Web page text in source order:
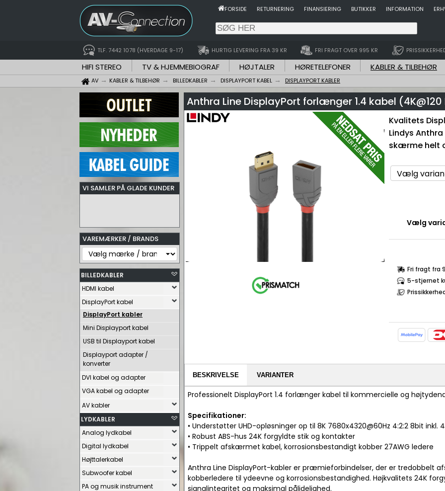
FORSIDE RETURNERING FINANSIERING BUTIKKER INFORMATION
TLF. 7442 1078 (HVERDAGE 9-17) HURTIG LEVERING FRA 39 KR FRI FRAGT OVER 995 KR
HIFI STEREO TV & HJEMMEBIOGRAF HØJTALER HØRETELEFONER KABLER & TILBEHØR
AV KABLER & TILBEHØR BILLEDKABLER DISPLAYPORT KABEL DISPLAYPORT KABLER
VI SAMLER PÅ GLADE KUNDER
VAREMÆRKER / BRANDS
BILLEDKABLER
HDMI kabel
DisplayPort kabel
DisplayPort kabler
Mini Displayport kabel
USB til Displayport kabel
Displayport adapter /
konverter
DVI kabel og adapter
VGA kabel og adapter
AV kabler
LYDKABLER
Analog lydkabel
Digital lydkabel
Højttalerkabel
Subwoofer kabel
PA og musik instrument
Anthra Line DisplayPort forlænger 1.4 kabel (4K@120
Kvalitets
Lindys
skærme helt
Vælg
Fri fragt fra
5-stjernet
BESKRIVELSE VARIANTER
Professionelt DisplayPort 1.4 forlænger kabel til kommercielle og
Specifikationer:
• Understøtter UHD-opløsninger op til 8K 7680x4320@60Hz 4:2:2 8bit inkl.
• Robust ABS-hus 24K forgyldte stik og kontakter
• Trippelt afskærmet kabel, korrosionsbestandigt kobber 27AWG ledere
Anthra Line DisplayPort-kabler er præmieforbindelser, der er tredobbelt
kobberledere til ydeevne og korrosionsbestandighed. Højkvalitets 24K
signalintegritet og maksimal pålidelighed.